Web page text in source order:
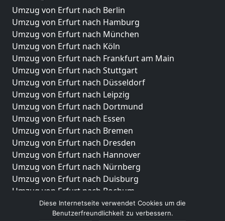
Umzug von Erfurt nach Berlin
Umzug von Erfurt nach Hamburg
Umzug von Erfurt nach München
Umzug von Erfurt nach Köln
Umzug von Erfurt nach Frankfurt am Main
Umzug von Erfurt nach Stuttgart
Umzug von Erfurt nach Düsseldorf
Umzug von Erfurt nach Leipzig
Umzug von Erfurt nach Dortmund
Umzug von Erfurt nach Essen
Umzug von Erfurt nach Bremen
Umzug von Erfurt nach Dresden
Umzug von Erfurt nach Hannover
Umzug von Erfurt nach Nürnberg
Umzug von Erfurt nach Duisburg
Umzug von Erfurt nach Bochum
Umzug von Erfurt nach Wuppertal
Umzug von Erfurt nach Bielefeld
Diese Internetseite verwendet Cookies um die
Benutzerfreundlichkeit zu verbessern.